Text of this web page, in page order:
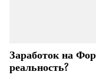
Заработок на
реальность?